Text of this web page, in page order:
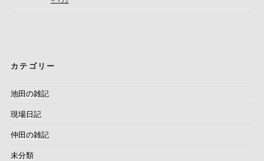
カテゴリー
池田の雑記
現場日記
仲田の雑記
未分類